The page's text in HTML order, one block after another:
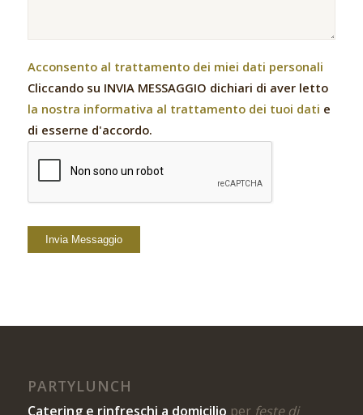
Acconsento al trattamento dei miei dati personali
Cliccando su INVIA MESSAGGIO dichiari di aver letto
la nostra informativa al trattamento dei tuoi dati e
di esserne d'accordo.
PARTYLUNCH
Catering e rinfreschi a domicilio per feste di